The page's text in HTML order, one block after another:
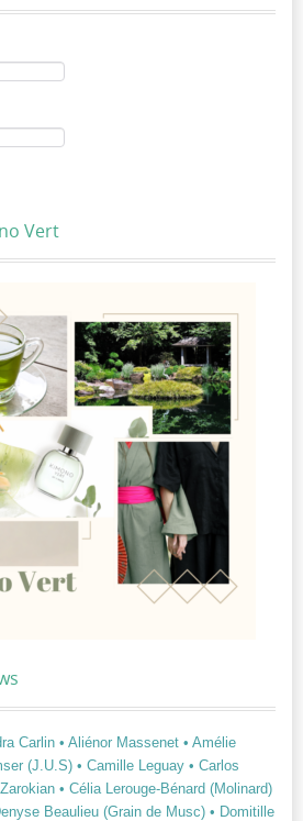
Vert
Carlin • Aliénor Massenet • Amélie
(J.U.S) • Camille Leguay • Carlos
• Célia Lerouge-Bénard (Molinard)
Beaulieu (Grain de Musc) • Domitille